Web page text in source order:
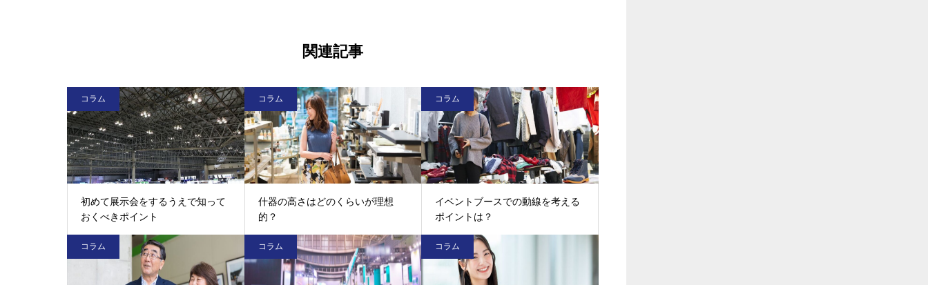
関連記事
コラム
初めて展示会をするうえで知って
おくべきポイント
コラム
什器の高さはどのくらいが理想
的？
コラム
イベントブースでの動線を考える
ポイントは？
コラム コラム コラム